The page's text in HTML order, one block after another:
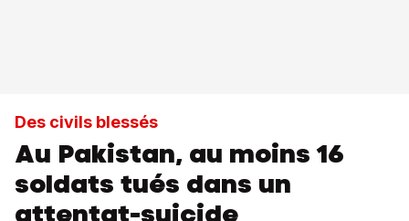
Des civils blessés
Au Pakistan, au moins 16
soldats tués dans un
attentat-suicide